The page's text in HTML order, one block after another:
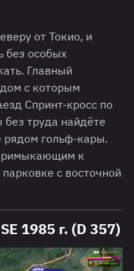
от Токио, и
без особых
Главный
с которым
Спринт-кросс по
труда найдёте
рядом гольф-кары.
к
с восточной
1985 г. (D 357)